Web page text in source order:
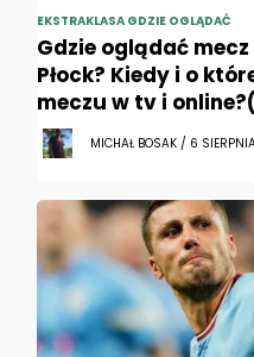
EKSTRAKLASA GDZIE OGLĄDAĆ
Gdzie oglądać mecz
Płock? Kiedy i o
meczu w tv i
MICHAŁ BOSAK / 6